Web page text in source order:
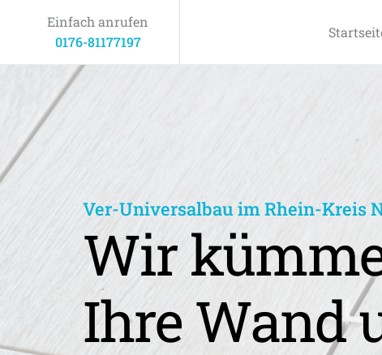
Einfach anrufen
0176-81177197
Ver-Universalbau im Rhein-Kreis
Wir
Ihre Wand